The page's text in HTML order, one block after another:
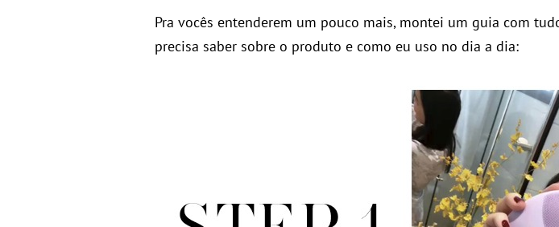
Pra vocês entenderem um pouco mais, montei um guia com
precisa saber sobre o produto e como eu uso no dia a dia: